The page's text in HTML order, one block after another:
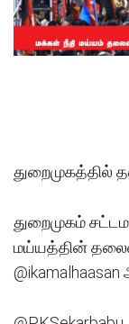
துறைமுகத்தில்
துறைமுகம்
மய்யத்தின்